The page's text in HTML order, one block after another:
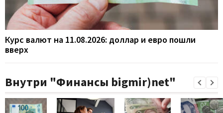
Курс валют на 11.08.2026: доллар и евро пошли
вверх
Внутри "Финансы bigmir)net"